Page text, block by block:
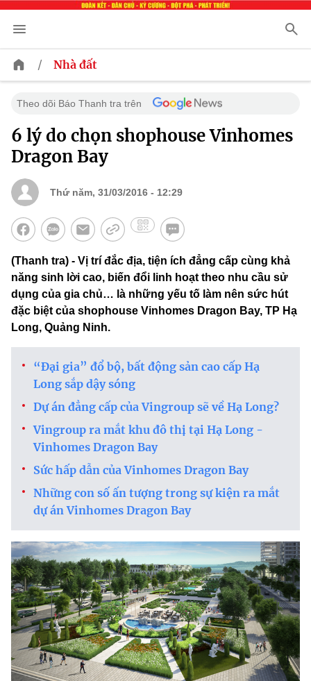
/ Nhà đất
Theo dõi Báo Thanh tra trên
6 lý do chọn shophouse Vinhomes
Dragon Bay
Thứ năm, 31/03/2016 - 12:29
(Thanh tra) - Vị trí đắc địa, tiện ích đẳng cấp cùng khả
năng sinh lời cao, biến đổi linh hoạt theo nhu cầu sử
dụng của gia chủ… là những yếu tố làm nên sức hút
đặc biệt của shophouse Vinhomes Dragon Bay, TP Hạ
Long, Quảng Ninh.
“Đại gia” đổ bộ, bất động sản cao cấp Hạ
Long sắp dậy sóng
Dự án đẳng cấp của Vingroup sẽ về Hạ Long?
Vingroup ra mắt khu đô thị tại Hạ Long -
Vinhomes Dragon Bay
Sức hấp dẫn của Vinhomes Dragon Bay
Những con số ấn tượng trong sự kiện ra mắt
dự án Vinhomes Dragon Bay